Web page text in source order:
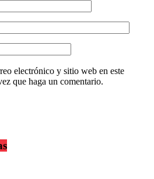
electrónico y sitio web en este
que haga un comentario.